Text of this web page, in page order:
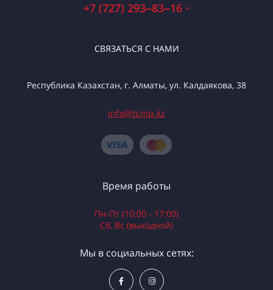
+7 (727) 293‒83‒16
СВЯЗАТЬСЯ С НАМИ
Республика Казахстан, г. Алматы, ул. Калдаякова, 38
info@tsmp.kz
Время работы
Пн-Пт (10:00 - 17:00)
Сб, Вс (выходной)
Мы в социальных сетях: